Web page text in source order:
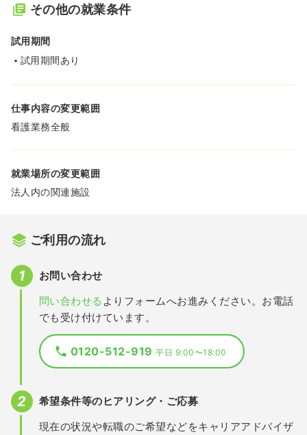
その他の就業条件
試用期間
試用期間あり
仕事内容の変更範囲
看護業務全般
就業場所の変更範囲
法人内の関連施設
ご利用の流れ
お問い合わせ
問い合わせる よりフォームへお進みください。お電話
でも受け付けています。
0120-512-919平日 9:00〜18:00
希望条件等のヒアリング・ご応募
現在の状況や転職のご希望などをキャリアアドバイザ